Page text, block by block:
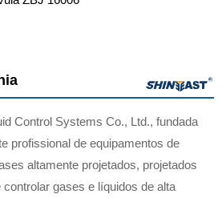
Control Systems Co., Ltd., fundada
profissional de equipamentos de
altamente projetados, projetados
gases e líquidos de alta